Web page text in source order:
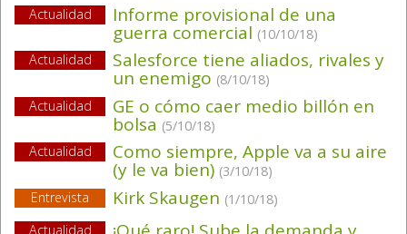
Actualidad
Informe provisional de una
guerra comercial (10/10/18)
Actualidad
Salesforce tiene aliados, rivales y
un enemigo (8/10/18)
Actualidad
GE o cómo caer medio billón en
bolsa (5/10/18)
Actualidad
Como siempre, Apple va a su aire
(y le va bien) (3/10/18)
Entrevista
Kirk Skaugen (1/10/18)
Actualidad